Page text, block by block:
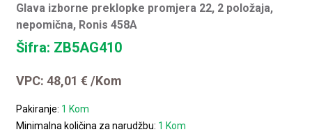
Glava izborne preklopke promjera 22, 2 položaja,
nepomična, Ronis 458A
Šifra: ZB5AG410
VPC:48,01€ /Kom
Pakiranje: 1 Kom
Minimalna količina za narudžbu: 1 Kom